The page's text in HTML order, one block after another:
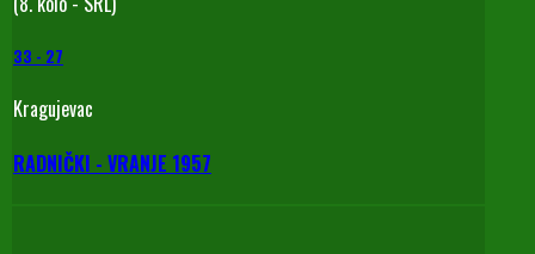
33 - 27
Kragujevac
RADNIČKI - VRANJE 1957